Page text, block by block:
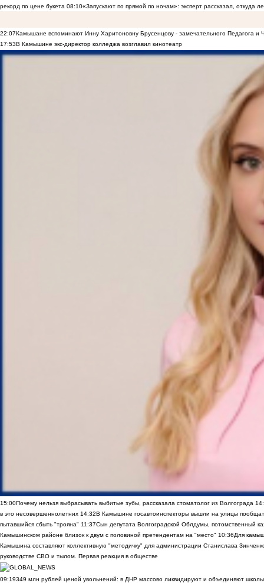
рекорд по цене букета 08:10«Запускают по прямой по ночам»: эксперт рассказал, откуда
22:07Камышане вспоминают Инну Харитоновну Брусенцову - замечательного Педагога и
17:53В Камышине экс-директор колледжа возглавил кинотеатр
15:00Почему нельзя выбрасывать выбитые зубы, рассказала стоматолог из Волгограда
в это несовершеннолетних 14:32В Камышине госавтоинспекторы вышли на улицы
пытавшийся сбыть "трояна" 11:37Сын депутата Волгоградской Облдумы, потомственный
Камышинском районе близок к двум с половиной претендентам на "место" 10:36Для
Камышина составляют коллективную "методичку" для администрации Станислава
руководстве СВО и тылом. Первая реакция в обществе
09:19349 млн рублей ценой увольнений: в ДНР массово ликвидируют и объединяют